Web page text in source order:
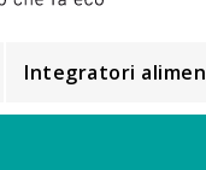
Integratori